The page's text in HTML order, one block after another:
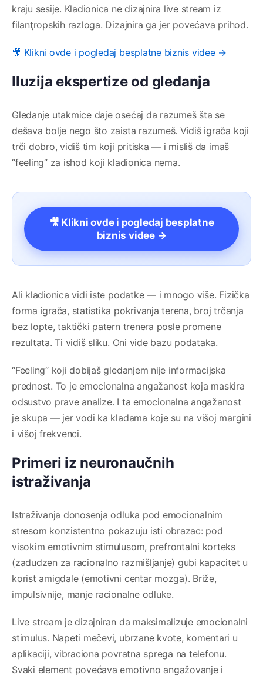
kraju sesije. Kladionica ne dizajnira live stream iz
filanţropskih razloga. Dizajnira ga jer povećava prihod.
🎥 Klikni ovde i pogledaj besplatne biznis videe →
Iluzija ekspertize od gledanja
Gledanje utakmice daje osećaj da razumeš šta se
dešava bolje nego što zaista razumeš. Vidiš igrača koji
trči dobro, vidiš tim koji pritiska — i misliš da imaš
“feeling“ za ishod koji kladionica nema.
🎥 Klikni ovde i pogledaj besplatne
biznis videe →
Ali kladionica vidi iste podatke — i mnogo više. Fizička
forma igrača, statistika pokrivanja terena, broj trčanja
bez lopte, taktički patern trenera posle promene
rezultata. Ti vidiš sliku. Oni vide bazu podataka.
“Feeling“ koji dobijaš gledanjem nije informacijska
prednost. To je emocionalna angažanost koja maskira
odsustvo prave analize. I ta emocionalna angažanost
je skupa — jer vodi ka kladama koje su na višoj margini
i višoj frekvenci.
Primeri iz neuronaučnih
istraživanja
Istraživanja donosenja odluka pod emocionalnim
stresom konzistentno pokazuju isti obrazac: pod
visokim emotivnim stimulusom, prefrontalni korteks
(zadudzen za racionalno razmišljanje) gubi kapacitet u
korist amigdale (emotivni centar mozga). Briže,
impulsivnije, manje racionalne odluke.
Live stream je dizajniran da maksimalizuje emocionalni
stimulus. Napeti mečevi, ubrzane kvote, komentari u
aplikaciji, vibraciona povratna sprega na telefonu.
Svaki element povećava emotivno angažovanje i